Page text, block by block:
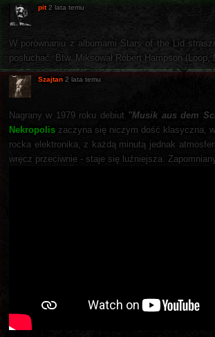
pit 2 lata temu
W porównaniu z albumami Stars of the Lid
posłuchać. Btw. Miksował Robert Hampson (Loop,
Szajtan 2 lata temu
Nagrany w 1979 roku debiut "Musik aus dem
Nekropolis zaczyna się niczym dość klasyczna,
rocka elektronika, z każdą minutą jednak
wręcz przeciwnie - staje się luźniejsza.